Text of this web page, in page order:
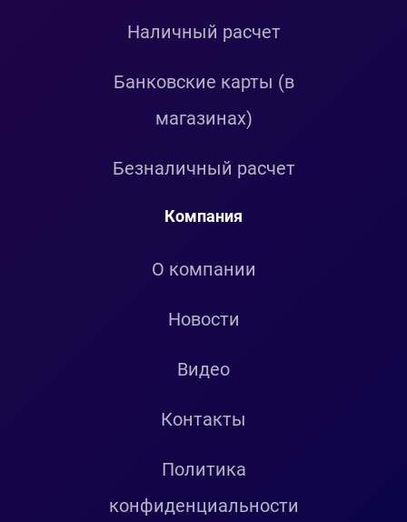
Наличный расчет
Банковские карты (в
магазинах)
Безналичный расчет
Компания
О компании
Новости
Видео
Контакты
Политика
конфиденциальности